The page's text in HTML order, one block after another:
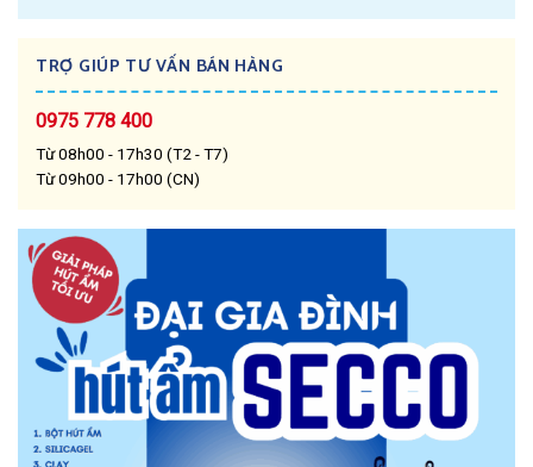
TRỢ GIÚP TƯ VẤN BÁN HÀNG
0975 778 400
Từ 08h00 - 17h30 (T2 - T7)
Từ 09h00 - 17h00 (CN)